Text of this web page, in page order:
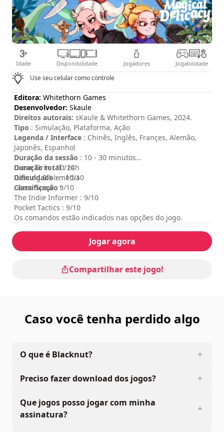
Idade Disponibilidade Jogadores Jogabilidade
Use seu celular como controle
Editora: Whitethorn Games
Desenvolvedor: Skaule
Direitos autorais: sKaule & Whitethorn Games, 2024.
Tipo : Simulação, Plataforma, Ação
Legenda / Interface : Chinês, Inglês, Françes, Alemão,
Japonês, Espanhol
Duração da sessão : 10 - 30 minutos
Duração total: 24h
Dificuldade: média
Classificação :
Game Grin : 10/10
Gaming Bible : 10/10
Game Spew : 9/10
The Indie Informer : 9/10
Pocket Tactics : 9/10
Os comandos estão indicados nas opções do jogo.
Jogar agora
Compartilhar este jogo!
Caso você tenha perdido algo
O que é Blacknut?
Preciso fazer download dos jogos?
Que jogos posso jogar com minha
assinatura?